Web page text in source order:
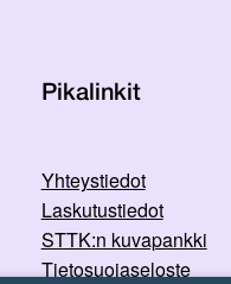
Pikalinkit
Yhteystiedot
Laskutustiedot
STTK:n kuvapankki
Tietosuojaseloste